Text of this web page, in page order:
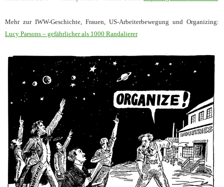
Mehr zur IWW-Geschichte, Frauen, US-Arbeiterbewegung und Organizing:
Lucy Parsons – gefährlicher als 1000 Randalierer